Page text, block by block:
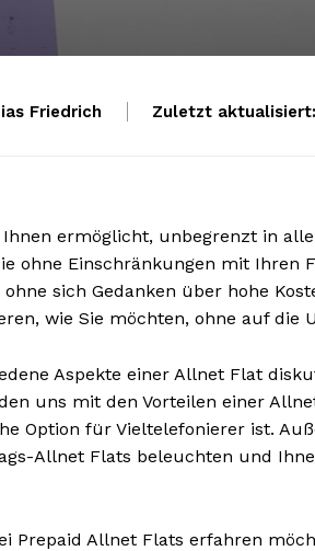
Friedrich Zuletzt aktualisiert:
ermöglicht, unbegrenzt in
ohne Einschränkungen mit Ihren
sich Gedanken über hohe
wie Sie möchten, ohne auf die
Aspekte einer Allnet Flat
uns mit den Vorteilen einer
Option für Vieltelefonierer ist.
Allnet Flats beleuchten und
Prepaid Allnet Flats erfahren